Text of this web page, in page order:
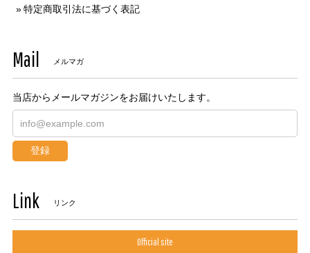
特定商取引法に基づく表記
Mail メルマガ
当店からメールマガジンをお届けいたします。
登録
Link リンク
Official site